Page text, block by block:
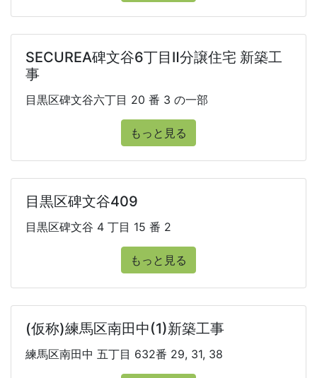
SECUREA碑文谷6丁目Ⅱ分譲住宅 新築工
事
目黒区碑文谷六丁目 20 番 3 の一部
もっと見る
目黒区碑文谷409
目黒区碑文谷 4 丁目 15 番 2
もっと見る
(仮称)練馬区南田中(1)新築工事
練馬区南田中 五丁目 632番 29, 31, 38